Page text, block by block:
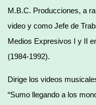
M.B.C. Producciones, a
video y como Jefe de
Medios Expresivos I y II
(1984-1992).
Dirige los videos
“Sumo llegando a los